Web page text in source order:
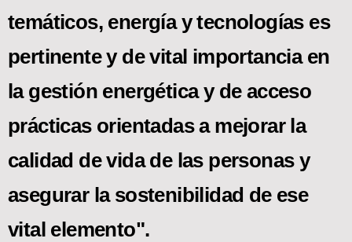
temáticos, energía y tecnologías es
pertinente y de vital importancia en
la gestión energética y de acceso
prácticas orientadas a mejorar la
calidad de vida de las personas y
asegurar la sostenibilidad de ese
vital elemento".